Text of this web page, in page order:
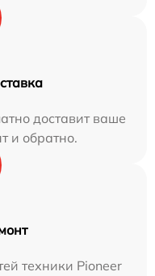
доставит ваше
и обратно.
техники Pioneer